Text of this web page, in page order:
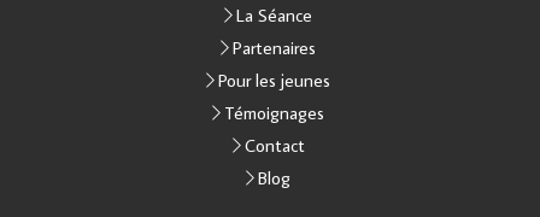
La Séance
Partenaires
Pour les jeunes
Témoignages
Contact
Blog